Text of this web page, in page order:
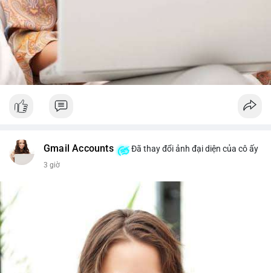
Gmail Accounts Đã thay đổi ảnh đại diện của cô ấy
3 giờ